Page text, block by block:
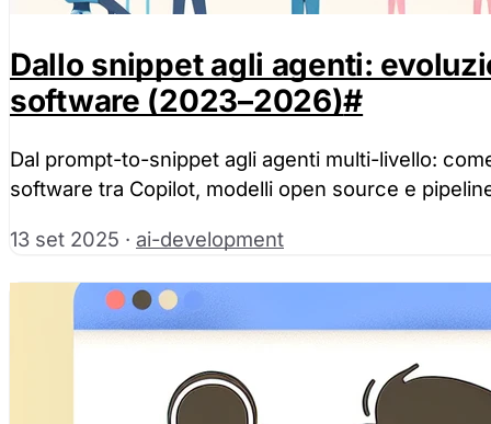
Dallo snippet agli agenti:
software (2023–2026)#
Dal prompt-to-snippet agli agenti multi-livello:
software tra Copilot, modelli open source e
13 set 2025 · ai-development